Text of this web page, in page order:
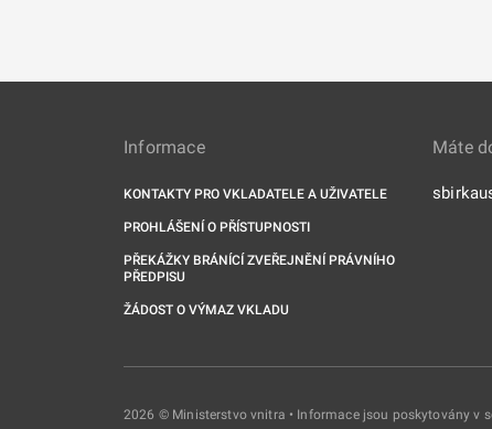
Informace
KONTAKTY PRO VKLADATELE A UŽIVATELE
PROHLÁŠENÍ O PŘÍSTUPNOSTI
PŘEKÁŽKY BRÁNÍCÍ ZVEŘEJNĚNÍ PRÁVNÍHO
PŘEDPISU
ŽÁDOST O VÝMAZ VKLADU
Máte
2026 © Ministerstvo vnitra • Informace jsou poskytovány v